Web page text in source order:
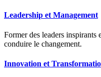
Leadership et Management
Former des leaders inspirants
conduire le changement.
Innovation et